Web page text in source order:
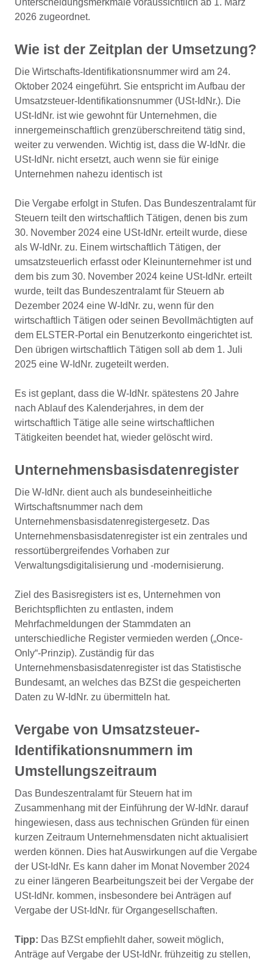
Unterscheidungsmerkmale voraussichtlich ab 1. März
2026 zugeordnet.
Wie ist der Zeitplan der Umsetzung?
Die Wirtschafts-Identifikationsnummer wird am 24.
Oktober 2024 eingeführt. Sie entspricht im Aufbau der
Umsatzsteuer-Identifikationsnummer (USt-IdNr.). Die
USt-IdNr. ist wie gewohnt für Unternehmen, die
innergemeinschaftlich grenzüberschreitend tätig sind,
weiter zu verwenden. Wichtig ist, dass die W-IdNr. die
USt-IdNr. nicht ersetzt, auch wenn sie für einige
Unternehmen nahezu identisch ist
Die Vergabe erfolgt in Stufen. Das Bundeszentralamt für
Steuern teilt den wirtschaftlich Tätigen, denen bis zum
30. November 2024 eine USt-IdNr. erteilt wurde, diese
als W-IdNr. zu. Einem wirtschaftlich Tätigen, der
umsatzsteuerlich erfasst oder Kleinunternehmer ist und
dem bis zum 30. November 2024 keine USt-IdNr. erteilt
wurde, teilt das Bundeszentralamt für Steuern ab
Dezember 2024 eine W-IdNr. zu, wenn für den
wirtschaftlich Tätigen oder seinen Bevollmächtigten auf
dem ELSTER-Portal ein Benutzerkonto eingerichtet ist.
Den übrigen wirtschaftlich Tätigen soll ab dem 1. Juli
2025 eine W-IdNr. zugeteilt werden.
Es ist geplant, dass die W-IdNr. spätestens 20 Jahre
nach Ablauf des Kalenderjahres, in dem der
wirtschaftlich Tätige alle seine wirtschaftlichen
Tätigkeiten beendet hat, wieder gelöscht wird.
Unternehmensbasisdatenregister
Die W-IdNr. dient auch als bundeseinheitliche
Wirtschaftsnummer nach dem
Unternehmensbasisdatenregistergesetz. Das
Unternehmensbasisdatenregister ist ein zentrales und
ressortübergreifendes Vorhaben zur
Verwaltungsdigitalisierung und -modernisierung.
Ziel des Basisregisters ist es, Unternehmen von
Berichtspflichten zu entlasten, indem
Mehrfachmeldungen der Stammdaten an
unterschiedliche Register vermieden werden („Once-
Only“-Prinzip). Zuständig für das
Unternehmensbasisdatenregister ist das Statistische
Bundesamt, an welches das BZSt die gespeicherten
Daten zu W-IdNr. zu übermitteln hat.
Vergabe von Umsatzsteuer-
Identifikationsnummern im
Umstellungszeitraum
Das Bundeszentralamt für Steuern hat im
Zusammenhang mit der Einführung der W-IdNr. darauf
hingewiesen, dass aus technischen Gründen für einen
kurzen Zeitraum Unternehmensdaten nicht aktualisiert
werden können. Dies hat Auswirkungen auf die Vergabe
der USt-IdNr. Es kann daher im Monat November 2024
zu einer längeren Bearbeitungszeit bei der Vergabe der
USt-IdNr. kommen, insbesondere bei Anträgen auf
Vergabe der USt-IdNr. für Organgesellschaften.
Tipp: Das BZSt empfiehlt daher, soweit möglich,
Anträge auf Vergabe der USt-IdNr. frühzeitig zu stellen,